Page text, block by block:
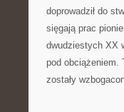
doprowadził do
sięgają prac
dwudziestych XX
pod obciążeniem.
zostały